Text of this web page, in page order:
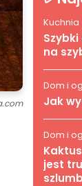
Kuchnia
na
Dom i
Jak
Dom i
jest